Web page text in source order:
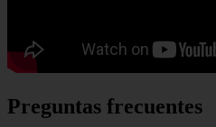
Preguntas frecuentes